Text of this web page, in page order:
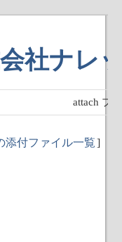
社ナレ
attach プ
添付ファイル一覧]